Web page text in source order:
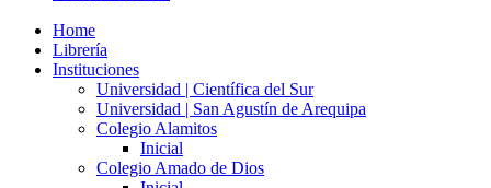
Home
Librería
Instituciones
Universidad | Científica del Sur
Universidad | San Agustín de Arequipa
Colegio Alamitos
Inicial
Colegio Amado de Dios